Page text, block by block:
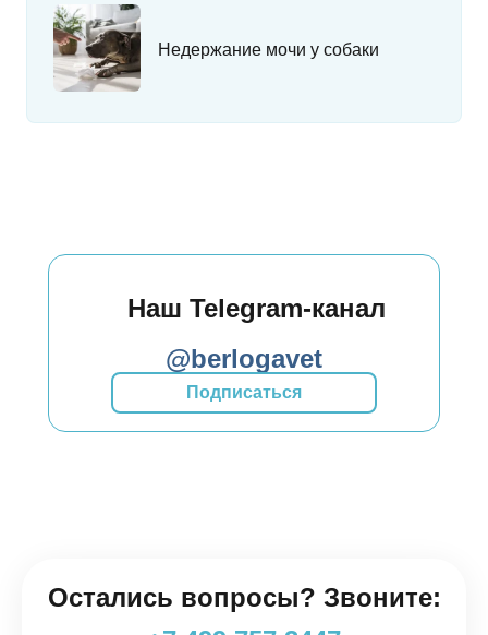
Недержание мочи у собаки
Наш Telegram-канал
@berlogavet
Подписаться
Остались вопросы? Звоните: